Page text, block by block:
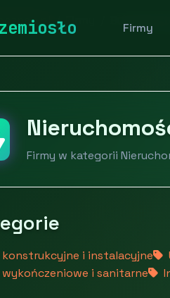
Firmy
Firmy w kategorii
konstrukcyjne i instalacyjne
wykończeniowe i sanitarne